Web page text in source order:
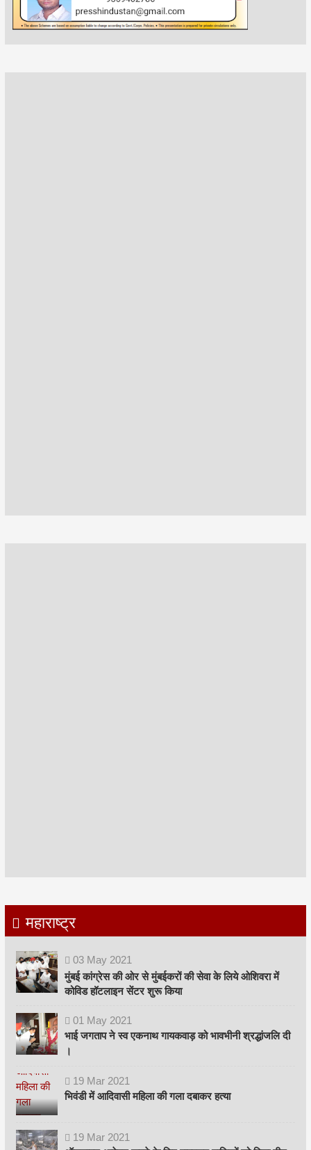
महाराष्ट्र
03 May 2021
मुंबई कांग्रेस की ओर से मुंबईकरों की सेवा के लिये ओशिवरा में
कोविड हॉटलाइन सेंटर शुरू किया
01 May 2021
भाई जगताप ने स्व एकनाथ गायकवाड़ को भावभीनी श्रद्धांजलि दी
।
19 Mar 2021
भिवंडी में आदिवासी महिला की गला दबाकर हत्या
19 Mar 2021